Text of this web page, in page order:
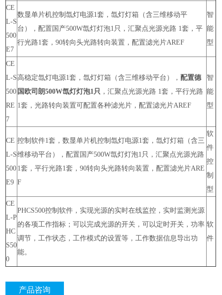
CE
L-S
500
E7
数显单片机控制氙灯电源1套，氙灯灯箱（含三维移动平
台），配置国产500W氙灯灯泡1只，汇聚点光源光路 1套，平
行光路1套，90转向头光路转向装置，配置滤光片AREF
智
能
型
CE
L-S
500
RE
7
高稳定氙灯电源1套，氙灯灯箱（含三维移动平台）， 配置德
国欧司朗500W氙灯灯泡1只 ，汇聚点光源光路 1套，平行光路
1套，光路转向装置可配置各种滤光片，配置滤光片AREF
智
能
型
CE
L-S
500
E9
控制软件1套，数显单片机控制氙灯电源1套，氙灯灯箱（含三
维移动平台），配置国产500W氙灯灯泡1只，汇聚点光源光路
1套，平行光路1套，90转向头光路转向装置，配置滤光片ARE
F
软
件
控
制
型
CE
L-P
HC
S50
0
PHCS500控制软件，实现光源的实时在线监控，实时监测光源
的各项工作指标；可以完成光源的开关，可以定时开关，功率
调节，工作状态，工作模式的设置等，工作数据信息导出功
能。
软
件
产品咨询